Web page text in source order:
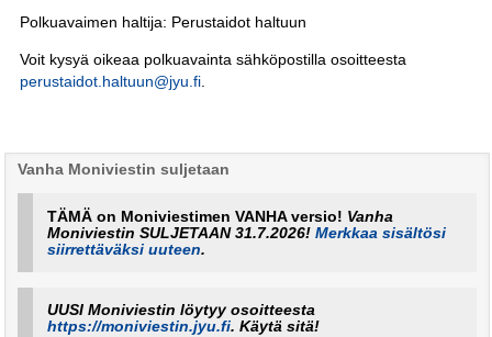
Polkuavaimen haltija: Perustaidot haltuun
Voit kysyä oikeaa polkuavainta sähköpostilla osoitteesta
perustaidot.haltuun@jyu.fi.
Vanha Moniviestin suljetaan
TÄMÄ on Moniviestimen VANHA versio! Vanha
Moniviestin SULJETAAN 31.7.2026!Merkkaa sisältösi
siirrettäväksi uuteen.
UUSI Moniviestin löytyy osoitteesta
https://moniviestin.jyu.fi. Käytä sitä!